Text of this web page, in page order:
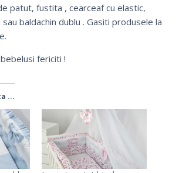
patut, fustita , cearceaf cu elastic,
sau baldachin dublu . Gasiti produsele la
fericiti !
...